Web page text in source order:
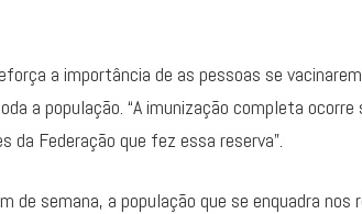
a importância de as pessoas se
a população. “A imunização completa ocorre
da Federação que fez essa reserva”.
de semana, a população que se enquadra